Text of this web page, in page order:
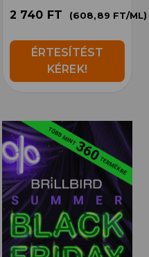
2 740 FT (608,89 FT/ML)
ÉRTESÍTÉST
KÉREK!